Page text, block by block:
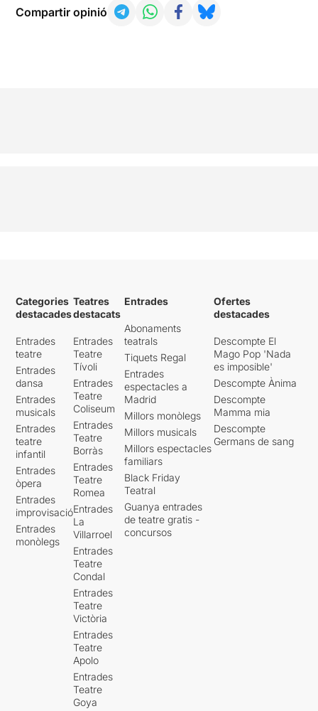
Compartir opinió
Categories
destacades
Entrades
teatre
Entrades
dansa
Entrades
musicals
Entrades
teatre
infantil
Entrades
òpera
Entrades
improvisació
Entrades
monòlegs
Teatres
destacats
Entrades
Teatre
Tívoli
Entrades
Teatre
Coliseum
Entrades
Teatre
Borràs
Entrades
Teatre
Romea
Entrades
La
Villarroel
Entrades
Teatre
Condal
Entrades
Teatre
Victòria
Entrades
Teatre
Apolo
Entrades
Teatre
Goya
Entrades
Abonaments
teatrals
Tiquets Regal
Entrades
espectacles a
Madrid
Millors monòlegs
Millors musicals
Millors espectacles
familiars
Black Friday
Teatral
Guanya entrades
de teatre gratis -
concursos
Ofertes
destacades
Descompte El
Mago Pop 'Nada
es imposible'
Descompte Ànima
Descompte
Mamma mia
Descompte
Germans de sang